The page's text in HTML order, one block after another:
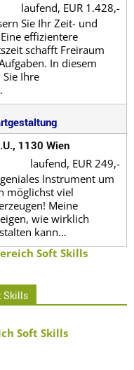
laufend, EUR 1.428,-
Sie Ihr Zeit- und
effizientere
schafft Freiraum
In diesem
Ihre
1130 Wien
laufend, EUR 249,-
Instrument um
möglichst viel
Meine
wie wirklich
kann…
Soft Skills
Skills
Soft Skills